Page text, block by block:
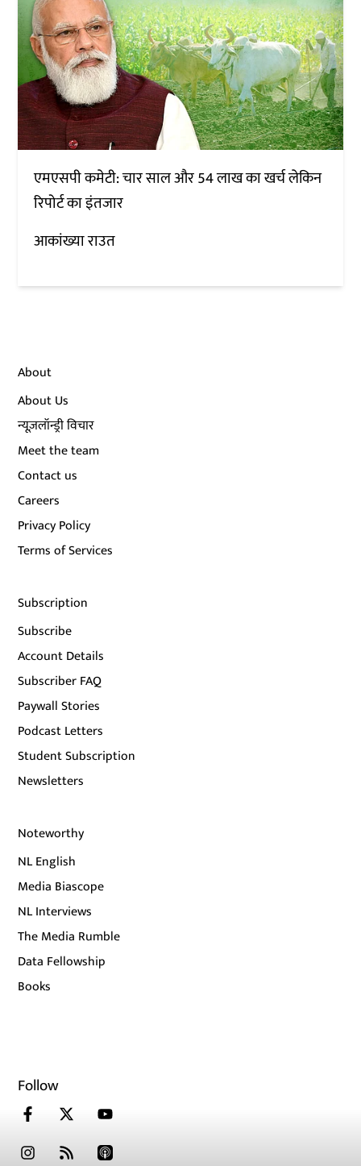
एमएसपी कमेटी: चार साल और 54 लाख का खर्च लेकिन
रिपोर्ट का इंतजार
आकांख्या राउत
About
About Us
न्यूज़लॉन्ड्री विचार
Meet the team
Contact us
Careers
Privacy Policy
Terms of Services
Subscription
Subscribe
Account Details
Subscriber FAQ
Paywall Stories
Podcast Letters
Student Subscription
Newsletters
Noteworthy
NL English
Media Biascope
NL Interviews
The Media Rumble
Data Fellowship
Books
Follow